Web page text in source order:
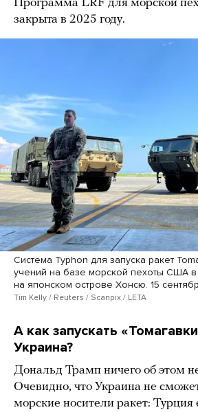
Программа LRF для морской
закрыта в 2025 году.
Система Typhon для запуска ракет
учений на базе морской пехоты США в
на японском острове Хонсю. 15
Tim Kelly / Reuters / Scanpix / LETA
А как запускать
Украина?
Дональд Трамп ничего об этом
Очевидно, что Украина не
морские носители ракет: Турция